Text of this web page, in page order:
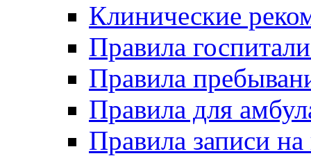
Клинические
Правила
Правила
Правила для
Правила записи